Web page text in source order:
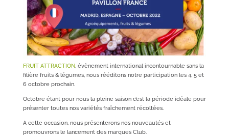
FRUIT ATTRACTION, évènement international incontournable sans la
filière fruits & légumes, nous rééditons notre participation les 4, 5 et
6 octobre prochain.
Octobre étant pour nous la pleine saison c’est la période idéale pour
présenter toutes nos variétés fraîchement récoltées.
A cette occasion, nous présenterons nos nouveautés et
promouvrons le lancement des marques Club.